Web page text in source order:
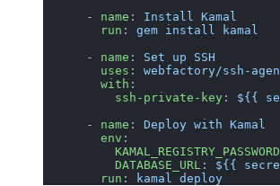
      -
name : Install Kamal
        run
: gem install kamal
      -
name : Set up SSH
        uses
: webfactory/ssh-
        with
:
          ssh-private-key
: ${{
      -
name : Deploy with Kamal
        env
:
          KAMAL_REGISTRY_PASSWORD
          DATABASE_URL
: ${{
        run
: kamal deploy